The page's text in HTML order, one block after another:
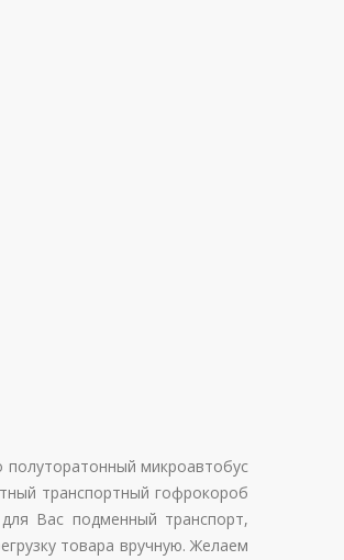
микроавтобус
транспортный гофрокороб
Вас подменный транспорт,
товара вручную. Желаем